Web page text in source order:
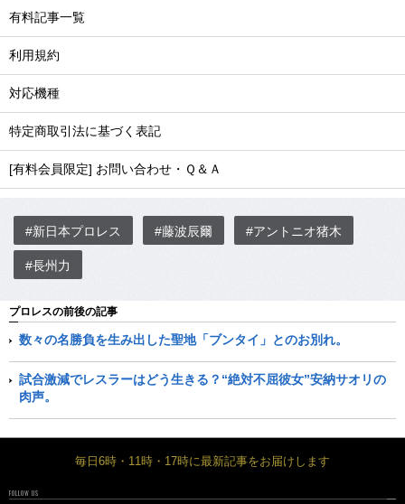
有料記事一覧
利用規約
対応機種
特定商取引法に基づく表記
[有料会員限定] お問い合わせ・Ｑ＆Ａ
#新日本プロレス #藤波辰爾 #アントニオ猪木
#長州力
プロレスの前後の記事
数々の名勝負を生み出した聖地「ブンタイ」とのお別れ。
試合激減でレスラーはどう生きる？“絶対不屈彼女”安納サオリの
肉声。
毎日6時・11時・17時に最新記事をお届けします
FOLLOW US